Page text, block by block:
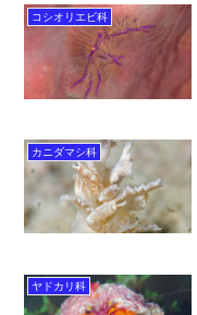
コシオリエビ科
カニダマシ科
ヤドカリ科